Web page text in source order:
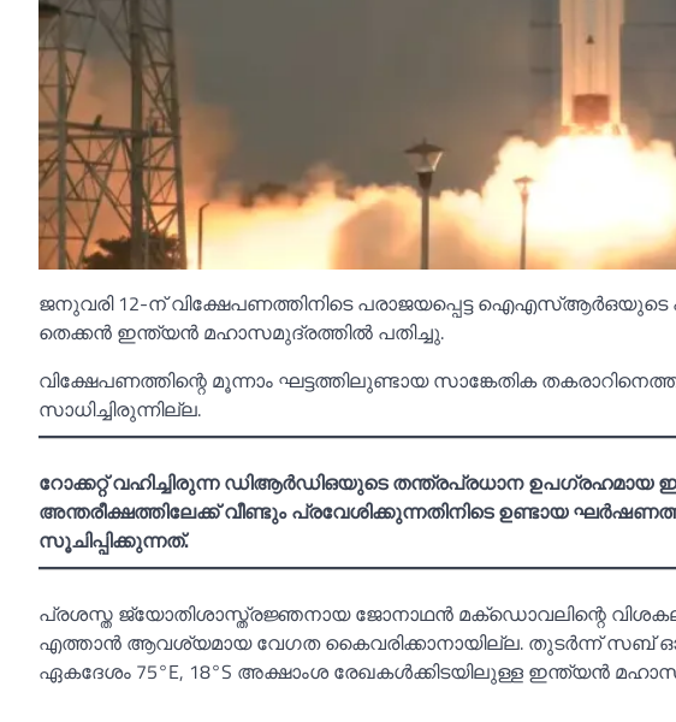
ജനുവരി 12-ന് വിക്ഷേപണത്തിനിടെ പരാജയപ്പെട്ട ഐഎസ്‌ആര്‍ഒയുടെ
തെക്കന്‍ ഇന്ത്യന്‍ മഹാസമുദ്രത്തില്‍ പതിച്ചു.
വിക്ഷേപണത്തിന്റെ മൂന്നാം ഘട്ടത്തിലുണ്ടായ സാങ്കേതിക
സാധിച്ചിരുന്നില്ല.
റോക്കറ്റ് വഹിച്ചിരുന്ന ഡിആര്‍ഡിഒയുടെ തന്ത്രപ്രധാന
അന്തരീക്ഷത്തിലേക്ക് വീണ്ടും പ്രവേശിക്കുന്നതിനിടെ ഉണ്ടായ
സൂചിപ്പിക്കുന്നത്.
പ്രശസ്ത ജ്യോതിശാസ്ത്രജ്ഞനായ ജോനാഥന്‍ മക്‌ഡൊവലിന്റെ
എത്താന്‍ ആവശ്യമായ വേഗത കൈവരിക്കാനായില്ല. തുടര്‍ന്ന് സബ്
ഏകദേശം 75°E, 18°S അക്ഷാംശ രേഖകള്‍ക്കിടയിലുള്ള ഇന്ത്യന്‍